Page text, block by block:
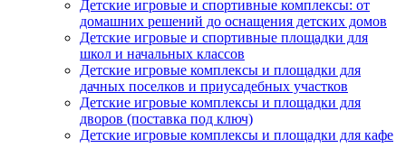
Детские игровые и спортивные комплексы: от
домашних решений до оснащения детских домов
Детские игровые и спортивные площадки для
школ и начальных классов
Детские игровые комплексы и площадки для
дачных поселков и приусадебных участков
Детские игровые комплексы и площадки для
дворов (поставка под ключ)
Детские игровые комплексы и площадки для кафе